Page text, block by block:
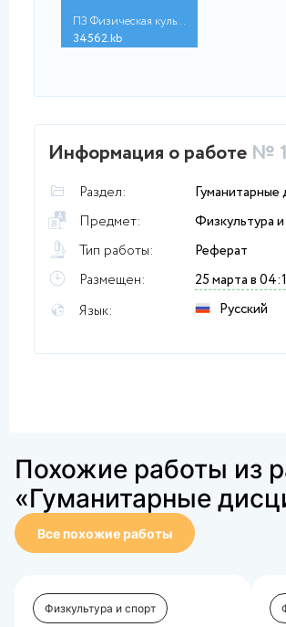
ПЗ Физическая культу...
34562.kb
Информация о работе №
Раздел:
Предмет:
Физкультура
Тип работы:
Реферат
Размещен:
25 марта в
Язык:
Русский
Похожие работы из
«Гуманитарные
Все похожие работы
Физкультура и спорт